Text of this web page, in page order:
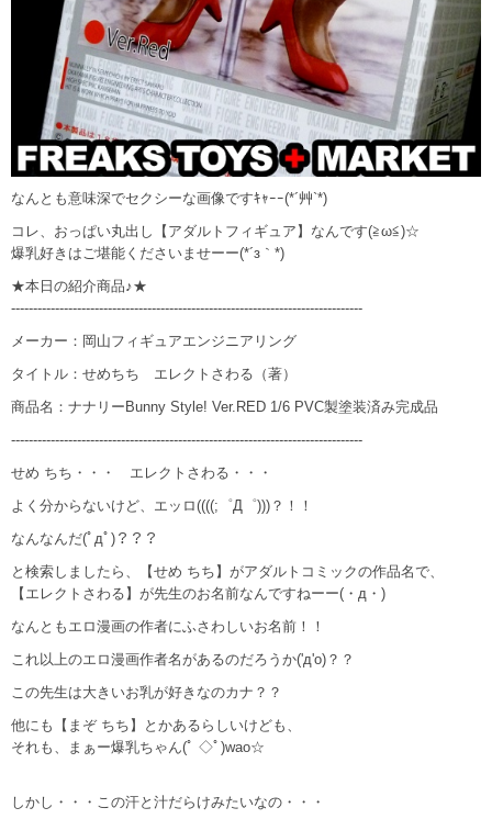
なんとも意味深でセクシーな画像ですｷｬｰｰ(*´艸`*)
コレ、おっぱい丸出し【アダルトフィギュア】なんです(≧ω≦)☆
爆乳好きはご堪能くださいませーー(*´з｀*)
★本日の紹介商品♪★
--------------------------------------------------------------------------------
メーカー：岡山フィギュアエンジニアリング
タイトル：せめちち エレクトさわる（著）
商品名：ナナリーBunny Style! Ver.RED 1/6 PVC製塗装済み完成品
--------------------------------------------------------------------------------
せめ ちち・・・ エレクトさわる・・・
よく分からないけど、エッロ((((;゜Д゜)))？！！
なんなんだ(ﾟдﾟ)？？？
と検索しましたら、【せめ ちち】がアダルトコミックの作品名で、
【エレクトさわる】が先生のお名前なんですねーー(・д・)
なんともエロ漫画の作者にふさわしいお名前！！
これ以上のエロ漫画作者名があるのだろうか('д'o)？？
この先生は大きいお乳が好きなのカナ？？
他にも【まぞ ちち】とかあるらしいけども、
それも、まぁー爆乳ちゃん(ﾟ ◇ﾟ)wao☆
しかし・・・この汗と汁だらけみたいなの・・・